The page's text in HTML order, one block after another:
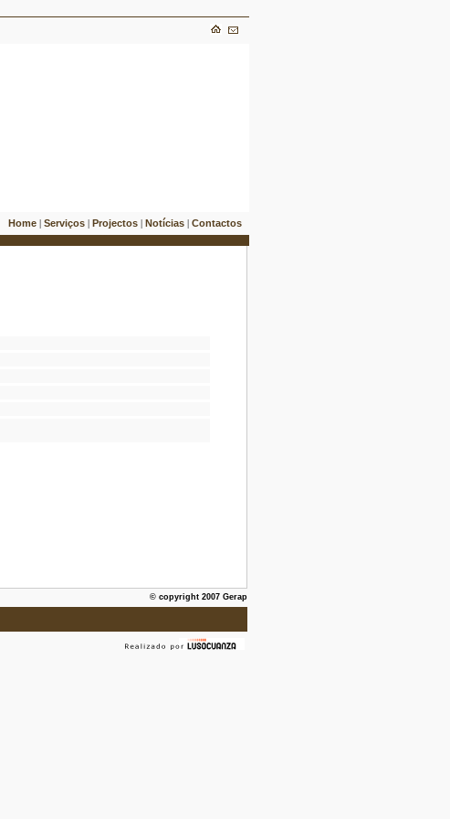
Home Serviços Projectos Notícias Contactos
© copyright 2007 Gerap